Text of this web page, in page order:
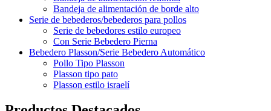
Bandeja de alimentación de borde alto
Serie de bebederos/bebederos para pollos
Serie de bebedores estilo europeo
Con Serie Bebedero Pierna
Bebedero Plasson/Serie Bebedero Automático
Pollo Tipo Plasson
Plasson tipo pato
Plasson estilo israelí